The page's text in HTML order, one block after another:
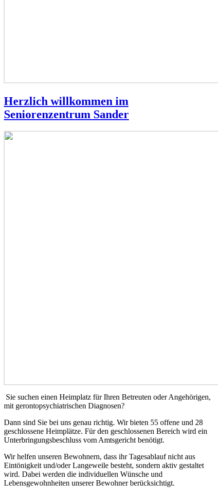
Herzlich willkommen im
Seniorenzentrum Sander
Sie suchen einen Heimplatz für Ihren Betreuten oder Angehörigen,
mit gerontopsychiatrischen Diagnosen?
Dann sind Sie bei uns genau richtig. Wir bieten 55 offene und 28
geschlossene Heimplätze. Für den geschlossenen Bereich wird ein
Unterbringungsbeschluss vom Amtsgericht benötigt.
Wir helfen unseren Bewohnern, dass ihr Tagesablauf nicht aus
Eintönigkeit und/oder Langeweile besteht, sondern aktiv gestaltet
wird. Dabei werden die individuellen Wünsche und
Lebensgewohnheiten unserer Bewohner berücksichtigt.